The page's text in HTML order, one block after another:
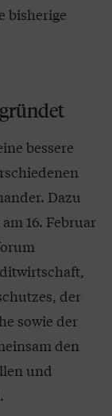
bisherige
bessere
Dazu
16. Februar
der
sowie der
den
und